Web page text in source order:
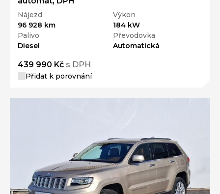
Nájezd
96 928 km
Výkon
184 kW
Palivo
Diesel
Převodovka
Automatická
439 990 Kč s DPH
Přidat k porovnání